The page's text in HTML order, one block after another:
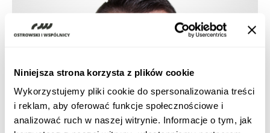
Niniejsza strona korzysta z plików cookie
Wykorzystujemy pliki cookie do spersonalizowania treści
i reklam, aby oferować funkcje społecznościowe i
analizować ruch w naszej witrynie. Informacje o tym, jak